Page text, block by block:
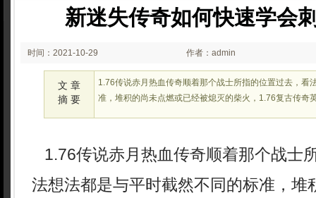
新迷失传奇如何快速学会
时间：2021-10-29
00:10
作者：admin
文 章
摘 要
1.76传说赤月热血传奇顺着那个战士所指的位置过去，看
准，堆积的尚未点燃或已经被熄灭的柴火，1.76复古传奇
1.76传说赤月热血传奇顺着那个战士
法想法都是与平时截然不同的标准，堆